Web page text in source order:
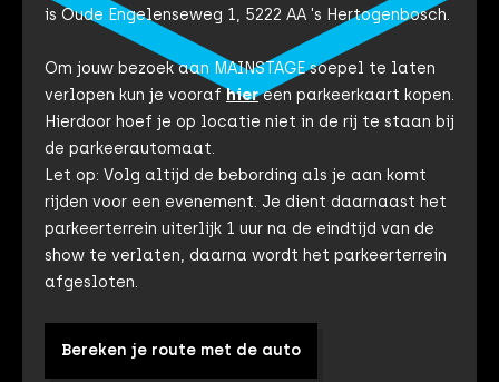
is Oude Engelenseweg 1, 5222 AA 's Hertogenbosch.
Om jouw bezoek aan MAINSTAGE soepel te laten
verlopen kun je vooraf hiereen parkeerkaart kopen.
Hierdoor hoef je op locatie niet in de rij te staan bij
de parkeerautomaat.
Let op: Volg altijd de bebording als je aan komt
rijden voor een evenement. Je dient daarnaast het
parkeerterrein uiterlijk 1 uur na de eindtijd van de
show te verlaten, daarna wordt het parkeerterrein
afgesloten.
Bereken je route met de auto